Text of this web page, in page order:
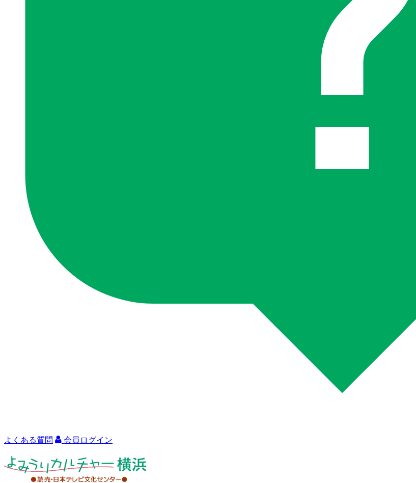
よくある質問 会員ログイン